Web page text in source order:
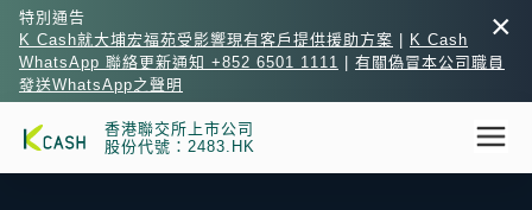
×
特別通告
K Cash就大埔宏福苑受影響現有客戶提供援助方案
K Cash
WhatsApp 聯絡更新通知 +852 6501 1111
有關偽冒本公司職員
發送WhatsApp之聲明
香港聯交所上市公司
股份代號：2483.HK